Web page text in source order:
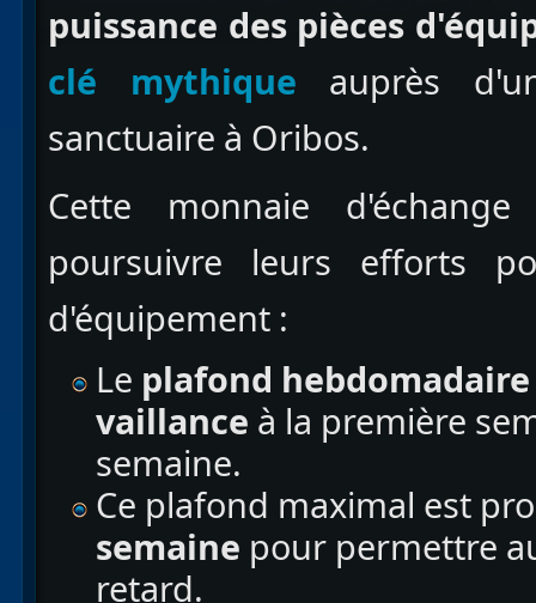
puissance des pièces
clé mythique auprès
sanctuaire à Oribos.
Cette monnaie
poursuivre leurs efforts
d'équipement :
Le plafond
vaillance à la première
semaine.
Ce plafond maximal est
semaine pour permettre
retard.